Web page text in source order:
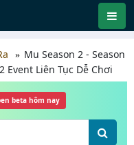
Mu Season 2 - Season
Event Liên Tục Dễ Chơi
beta hôm nay